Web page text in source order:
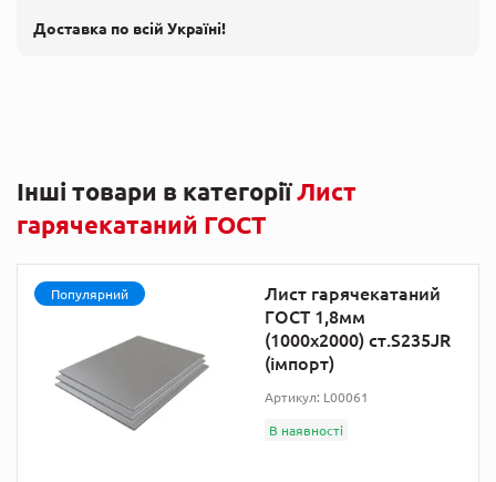
Доставка по всій Україні!
Інші товари в категоріїЛист
гарячекатаний ГОСТ
Популярний
Лист гарячекатаний
ГОСТ 1,8мм
(1000х2000) ст.S235JR
(імпорт)
Артикул: L00061
В наявності